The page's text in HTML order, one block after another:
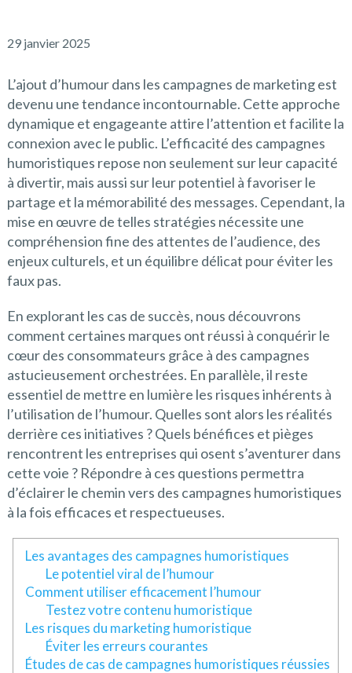
29 janvier 2025
L’ajout d’humour dans les campagnes de marketing est
devenu une tendance incontournable. Cette approche
dynamique et engageante attire l’attention et facilite la
connexion avec le public. L’efficacité des campagnes
humoristiques repose non seulement sur leur capacité
à divertir, mais aussi sur leur potentiel à favoriser le
partage et la mémorabilité des messages. Cependant, la
mise en œuvre de telles stratégies nécessite une
compréhension fine des attentes de l’audience, des
enjeux culturels, et un équilibre délicat pour éviter les
faux pas.
En explorant les cas de succès, nous découvrons
comment certaines marques ont réussi à conquérir le
cœur des consommateurs grâce à des campagnes
astucieusement orchestrées. En parallèle, il reste
essentiel de mettre en lumière les risques inhérents à
l’utilisation de l’humour. Quelles sont alors les réalités
derrière ces initiatives ? Quels bénéfices et pièges
rencontrent les entreprises qui osent s’aventurer dans
cette voie ? Répondre à ces questions permettra
d’éclairer le chemin vers des campagnes humoristiques
à la fois efficaces et respectueuses.
Les avantages des campagnes humoristiques
Le potentiel viral de l’humour
Comment utiliser efficacement l’humour
Testez votre contenu humoristique
Les risques du marketing humoristique
Éviter les erreurs courantes
Études de cas de campagnes humoristiques réussies